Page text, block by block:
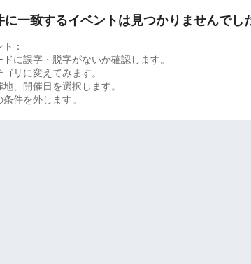
に一致するイベントは見つかりませんでし
：
ドに誤字・脱字がないか確認します。
ゴリに変えてみます。
地、開催日を選択します。
条件を外します。